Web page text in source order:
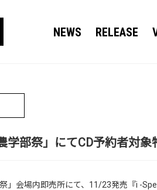
NEWS RELEASE
学部祭」にてCD予約者対象
」会場内即売所にて、11/23発売『i -